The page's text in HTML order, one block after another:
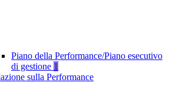
Piano della Performance/Piano esecutivo
di gestione 1
sulla Performance